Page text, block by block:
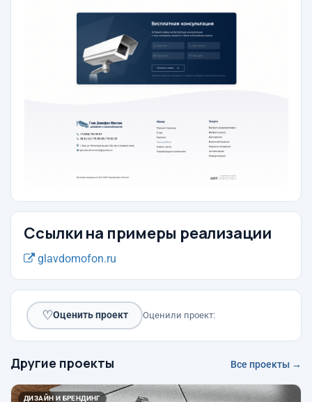
Ссылки на примеры реализации
glavdomofon.ru
♡Оценить проект Оценили проект:
Другие проекты Все проекты →
ДИЗАЙН И БРЕНДИНГ